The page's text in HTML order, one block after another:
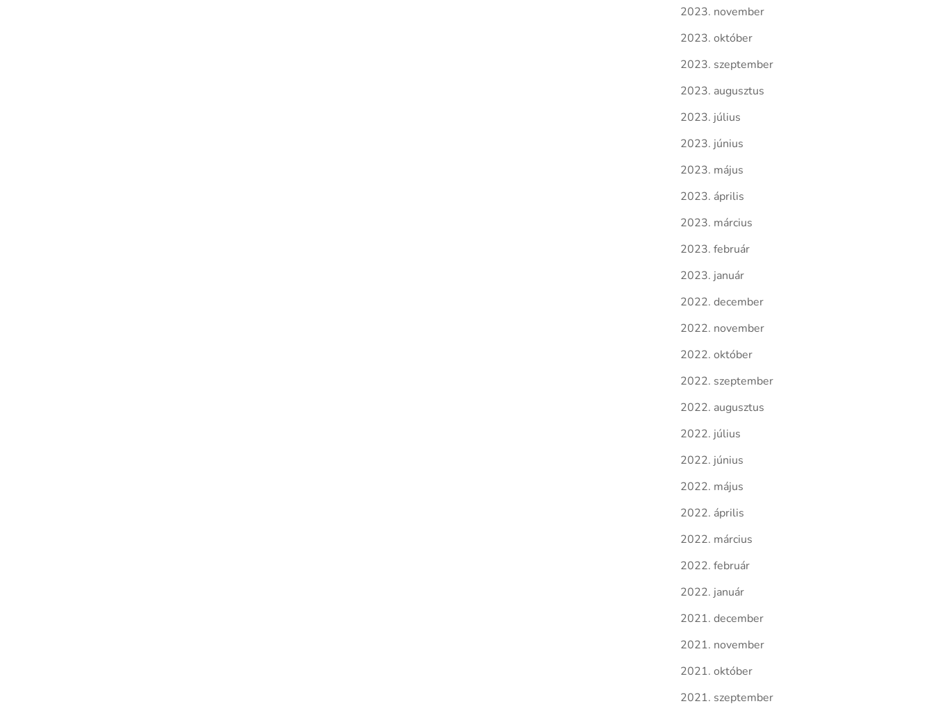
2023. november
2023. október
2023. szeptember
2023. augusztus
2023. július
2023. június
2023. május
2023. április
2023. március
2023. február
2023. január
2022. december
2022. november
2022. október
2022. szeptember
2022. augusztus
2022. július
2022. június
2022. május
2022. április
2022. március
2022. február
2022. január
2021. december
2021. november
2021. október
2021. szeptember